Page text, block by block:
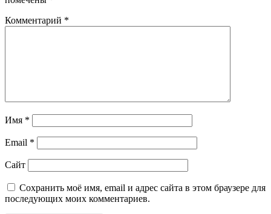
Комментарий *
Имя *
Email *
Сайт
Сохранить моё имя, email и адрес сайта в этом браузере для
последующих моих комментариев.